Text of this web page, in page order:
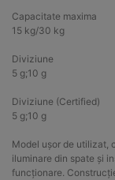
Capacitate maxima
15 kg/30 kg
Diviziune
5 g;10 g
Diviziune (Certified)
5 g;10 g
Model ușor de utilizat,
iluminare din spate și
funcționare.